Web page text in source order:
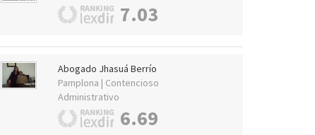
7.03
Abogado Jhasuá Berrío
Pamplona | Contencioso
Administrativo
6.69